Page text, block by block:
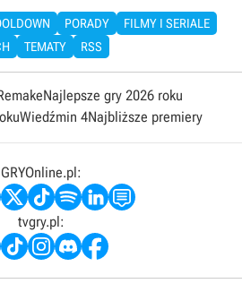
PORADY
FILMY I SERIALE
TEMATY RSS
Najlepsze gry 2026 roku
Wiedźmin 4Najbliższe premiery
GRYOnline.pl:
tvgry.pl: